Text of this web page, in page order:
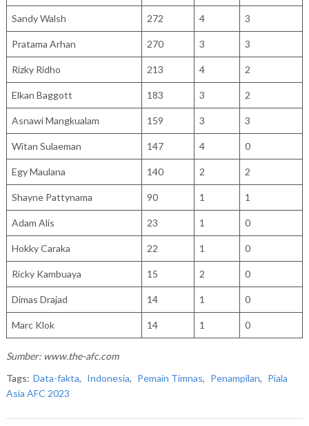
Sandy Walsh 272 4 3
Pratama Arhan 270 3 3
Rizky Ridho 213 4 2
Elkan Baggott 183 3 2
Asnawi Mangkualam 159 3 3
Witan Sulaeman 147 4 0
Egy Maulana 140 2 2
Shayne Pattynama 90 1 1
Adam Alis 23 1 0
Hokky Caraka 22 1 0
Ricky Kambuaya 15 2 0
Dimas Drajad 14 1 0
Marc Klok 14 1 0
Sumber: www.the-afc.com
Tags: Data-fakta, Indonesia, Pemain Timnas, Penampilan, Piala
Asia AFC 2023